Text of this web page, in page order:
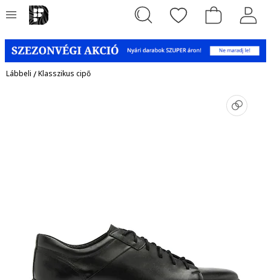
Lábbeli /Klasszikus cipő